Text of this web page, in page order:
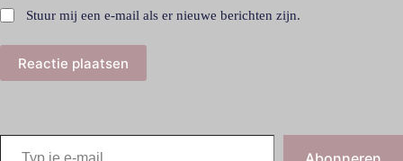
Stuur mij een e-mail als er nieuwe berichten zijn.
Reactie plaatsen